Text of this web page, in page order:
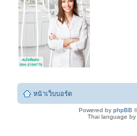
หน้าเว็บบอร์ด
Powered by phpBB
Thai language by